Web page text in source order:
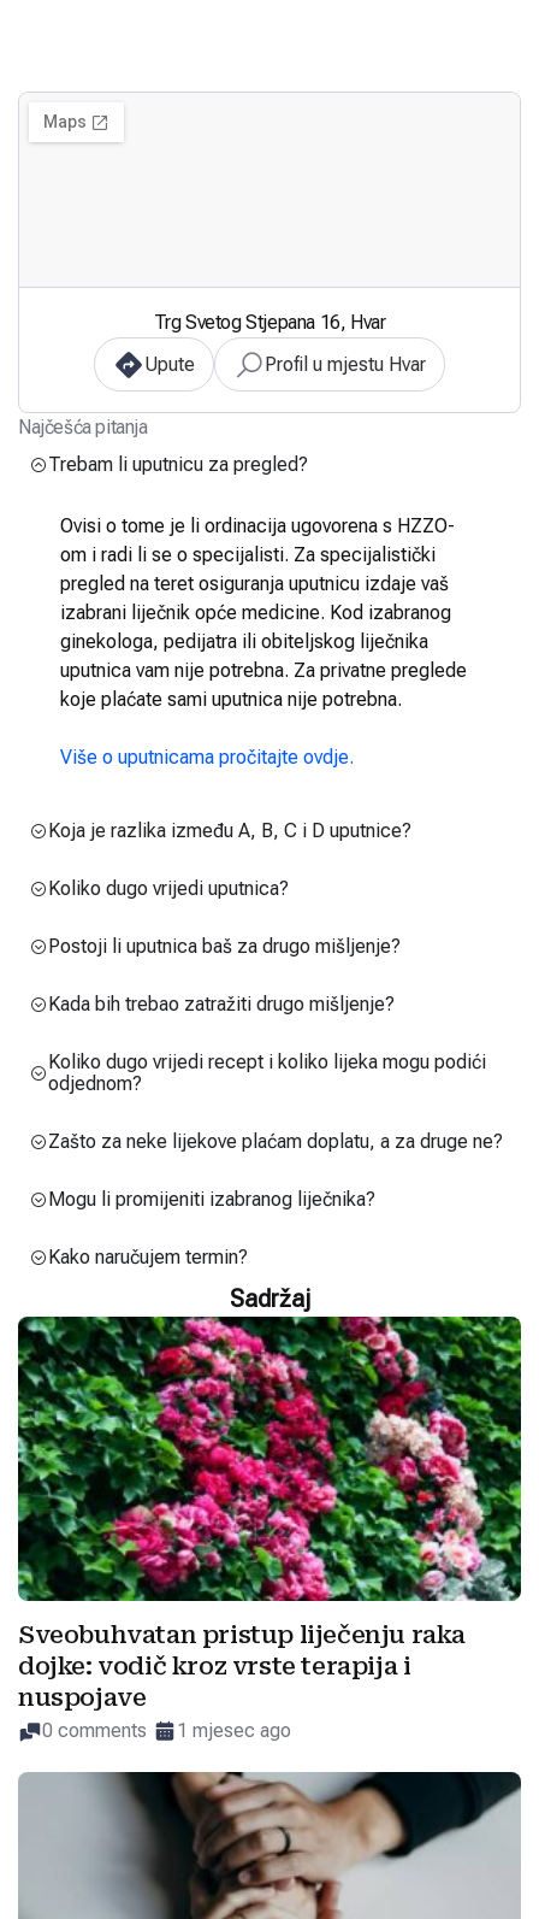
Trg Svetog Stjepana 16, Hvar
Upute
Profil u mjestu Hvar
Najčešća pitanja
Trebam li uputnicu za pregled?
Ovisi o tome je li ordinacija ugovorena s HZZO-
om i radi li se o specijalisti. Za specijalistički
pregled na teret osiguranja uputnicu izdaje vaš
izabrani liječnik opće medicine. Kod izabranog
ginekologa, pedijatra ili obiteljskog liječnika
uputnica vam nije potrebna. Za privatne preglede
koje plaćate sami uputnica nije potrebna.
Više o uputnicama pročitajte ovdje.
Koja je razlika između A, B, C i D uputnice?
Koliko dugo vrijedi uputnica?
Postoji li uputnica baš za drugo mišljenje?
Kada bih trebao zatražiti drugo mišljenje?
Koliko dugo vrijedi recept i koliko lijeka mogu podići
odjednom?
Zašto za neke lijekove plaćam doplatu, a za druge ne?
Mogu li promijeniti izabranog liječnika?
Kako naručujem termin?
Sadržaj
Sveobuhvatan pristup liječenju raka
dojke: vodič kroz vrste terapija i
nuspojave
0 comments 1 mjesec ago